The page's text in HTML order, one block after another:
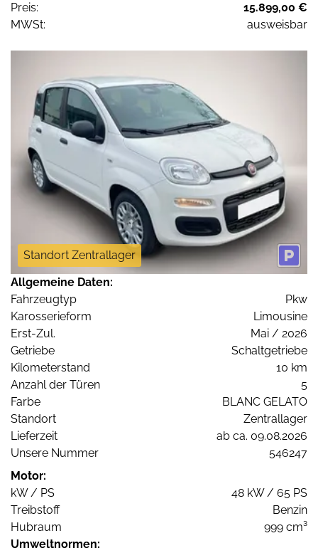
Preis:
15.899,00 €
MWSt:
ausweisbar
Standort Zentrallager
Allgemeine Daten:
Fahrzeugtyp
Pkw
Karosserieform
Limousine
Erst-Zul.
Mai / 2026
Getriebe
Schaltgetriebe
Kilometerstand
10 km
Anzahl der Türen
5
Farbe
BLANC GELATO
Standort
Zentrallager
Lieferzeit
ab ca. 09.08.2026
Unsere Nummer
546247
Motor:
kW / PS
48 kW / 65 PS
Treibstoff
Benzin
Hubraum
999 cm³
Umweltnormen: